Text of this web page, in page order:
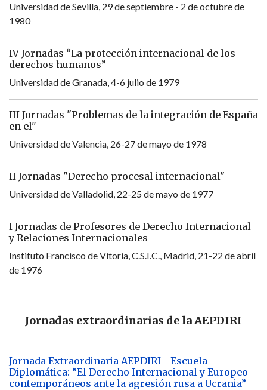
Universidad de Sevilla, 29 de septiembre - 2 de octubre de
1980
IV Jornadas “La protección internacional de los
derechos humanos”
Universidad de Granada, 4-6 julio de 1979
III Jornadas "Problemas de la integración de España
en el"
Universidad de Valencia, 26-27 de mayo de 1978
II Jornadas "Derecho procesal internacional"
Universidad de Valladolid, 22-25 de mayo de 1977
I Jornadas de Profesores de Derecho Internacional
y Relaciones Internacionales
Instituto Francisco de Vitoria, C.S.I.C., Madrid, 21-22 de abril
de 1976
Jornadas extraordinarias de la AEPDIRI
Jornada Extraordinaria AEPDIRI - Escuela
Diplomática: “El Derecho Internacional y Europeo
contemporáneos ante la agresión rusa a Ucrania”